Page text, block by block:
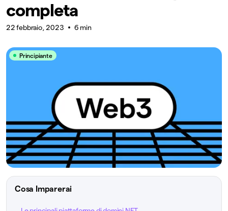
completa
22 febbraio, 2023 6 min
Principiante
Cosa Imparerai